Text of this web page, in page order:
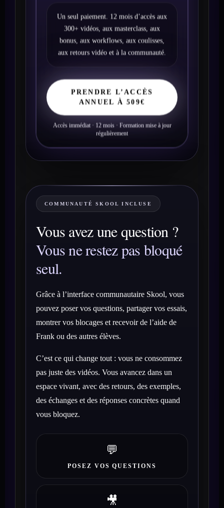
Un seul paiement. 12 mois d’accès aux
300+ vidéos, aux masterclass, aux
bonus, aux workflows, aux coulisses,
aux retours vidéo et à la communauté.
PRENDRE L’ACCÈS
ANNUEL À 509€
Accès immédiat · 12 mois · Formation mise à jour
régulièrement
COMMUNAUTÉ SKOOL INCLUSE
Vous avez une question ?
Vous ne restez pas bloqué
seul.
Grâce à l’interface communautaire Skool, vous
pouvez poser vos questions, partager vos essais,
montrer vos blocages et recevoir de l’aide de
Frank ou des autres élèves.
C’est ce qui change tout : vous ne consommez
pas juste des vidéos. Vous avancez dans un
espace vivant, avec des retours, des exemples,
des échanges et des réponses concrètes quand
vous bloquez.
💬
POSEZ VOS QUESTIONS
🎥